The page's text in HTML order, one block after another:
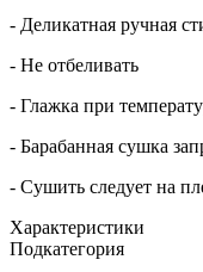
- Деликатная ручная
- Не отбеливать
- Глажка при
- Барабанная сушка
- Сушить следует на
Характеристики
Подкатегория